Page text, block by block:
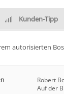
Kunden-Tipp
autorisierten
Robert
Auf der